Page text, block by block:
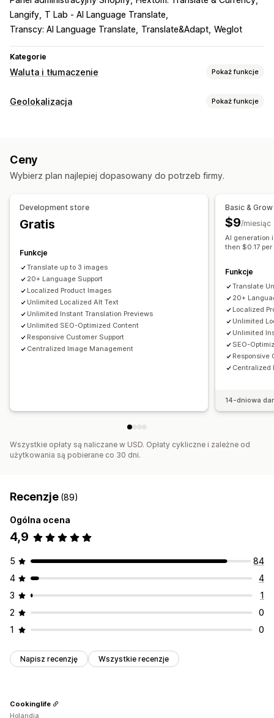
Langify T Lab ‑ AI Language Translate
Transcy: AI Language Translate
Translate&Adapt Weglot
Kategorie
Waluta i tłumaczenie Pokaż funkcje
Przeliczanie walut
Tłumaczenie maszynowe
Automatyczna synchronizacja tłumaczeń
Tłumaczenie ręczne
Tłumaczenie adresu URL
Zarządzanie terminologią
Przełącznik języka
Wygląd przełącznika
Geolokalizacja Pokaż funkcje
Ustawienia lokalizacji
Ceny
Wybierz plan najlepiej dopasowany do potrzeb firmy.
Development store
Gratis
Funkcje
Translate up to 3 images
20+ Language Support
Localized Product Images
Unlimited Localized Alt Text
Unlimited Instant Translation Previews
Unlimited SEO-Optimized Content
Responsive Customer Support
Centralized Image Management
Basic & Grow
$9/miesiąc
AI generation
then $0.17
Funkcje
Translate
20+
Localized
Unlimited
Unlimited
SEO-
Responsive
Centralized
14-dniowa
Wszystkie opłaty są naliczane w USD. Opłaty cykliczne i zależne od
użytkowania są pobierane co 30 dni.
Recenzje (89)
Ogólna ocena
4,9
5
84
4
4
3
1
2
0
1
0
Napisz recenzję Wszystkie recenzje
Cookinglife
Holandia